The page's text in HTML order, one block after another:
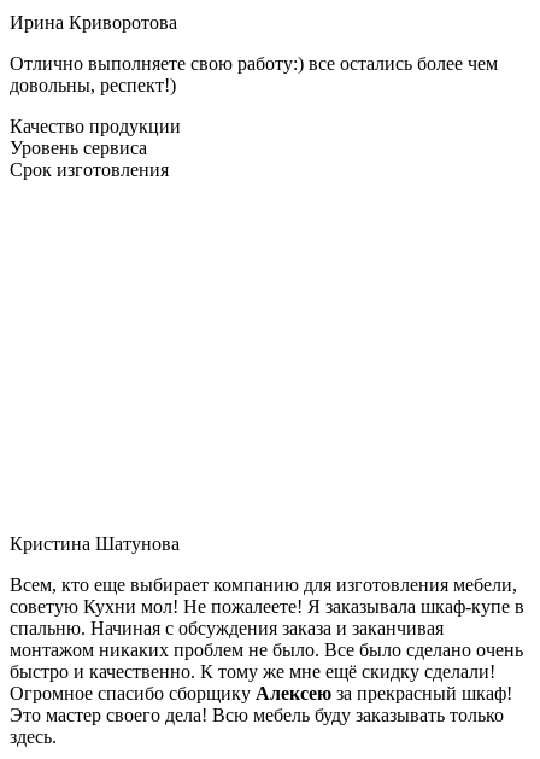
Ирина Криворотова
Отлично выполняете свою работу:) все остались более чем
довольны, респект!)
Качество продукции
Уровень сервиса
Срок изготовления
Кристина Шатунова
Всем, кто еще выбирает компанию для изготовления мебели,
советую Кухни мол! Не пожалеете! Я заказывала шкаф-купе в
спальню. Начиная с обсуждения заказа и заканчивая
монтажом никаких проблем не было. Все было сделано очень
быстро и качественно. К тому же мне ещё скидку сделали!
Огромное спасибо сборщику Алексею за прекрасный шкаф!
Это мастер своего дела! Всю мебель буду заказывать только
здесь.